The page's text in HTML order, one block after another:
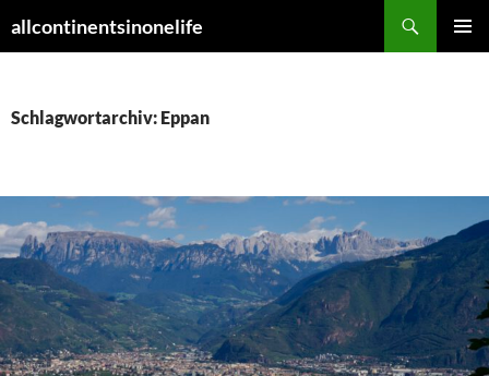
Inhalt
allcontinentsinonelife
Schlagwortarchiv: Eppan